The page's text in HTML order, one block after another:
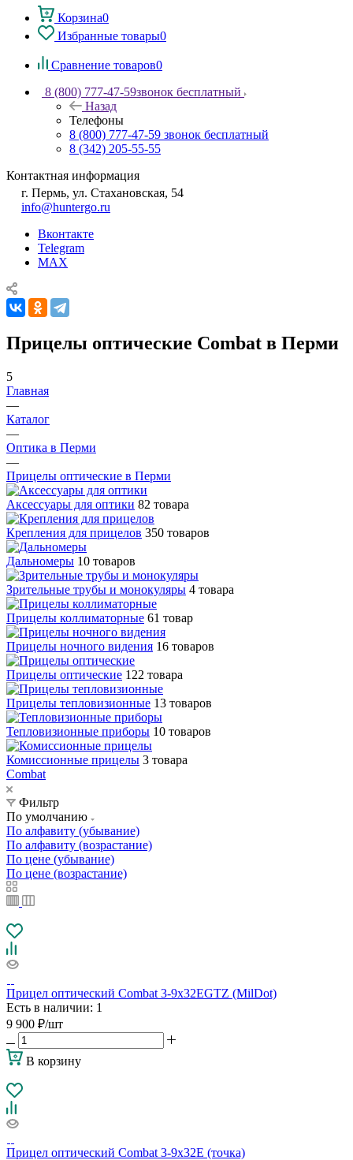
Корзина0
Избранные товары0
Сравнение товаров0
8 (800) 777-47-59звонок бесплатный
Назад
Телефоны
8 (800) 777-47-59 звонок бесплатный
8 (342) 205-55-55
Контактная информация
г. Пермь, ул. Стахановская, 54
info@huntergo.ru
Вконтакте
Telegram
MAX
Прицелы оптические Combat в Перми
5
Главная
—
Каталог
—
Оптика в Перми
—
Прицелы оптические в Перми
Аксессуары для оптики 82 товара
Крепления для прицелов 350 товаров
Дальномеры 10 товаров
Зрительные трубы и монокуляры 4 товара
Прицелы коллиматорные 61 товар
Прицелы ночного видения 16 товаров
Прицелы оптические 122 товара
Прицелы тепловизионные 13 товаров
Тепловизионные приборы 10 товаров
Комиссионные прицелы 3 товара
Combat
Фильтр
По умолчанию
По алфавиту (убывание)
По алфавиту (возрастание)
По цене (убывание)
По цене (возрастание)
Прицел оптический Combat 3-9x32EGTZ (MilDot)
Есть в наличии: 1
9 900 ₽/шт
В корзину
Прицел оптический Combat 3-9x32E (точка)